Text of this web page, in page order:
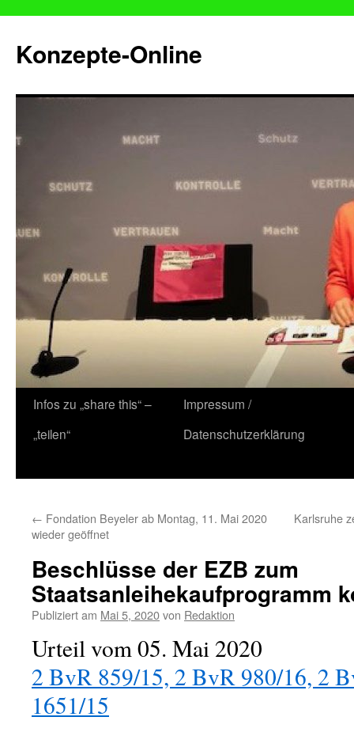
Konzepte-Online
Zum
Inhalt
Infos zu „share this“ –
„teilen“
Impressum /
Datenschutzerklärung
← Fondation Beyeler ab Montag, 11. Mai 2020
wieder geöffnet
Karlsruhe
Beschlüsse der EZB zum
Staatsanleihekaufprogramm
Publiziert am Mai 5, 2020von Redaktion
Urteil vom 05. Mai 2020
2 BvR 859/15, 2 BvR 980/16, 2
1651/15